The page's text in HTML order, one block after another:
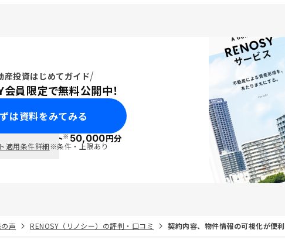
産投資はじめてガイド
員限定で無料公開中！
は資料をみてみる
ポイント※50,000円分
適用条件詳細※条件・上限あり
声 RENOSY（リノシー）の評判・口コミ 契約内容、物件情報の可視化が便利